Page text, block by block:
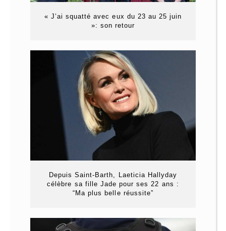
« J’ai squatté avec eux du 23 au 25 juin
»: son retour
Depuis Saint-Barth, Laeticia Hallyday
célèbre sa fille Jade pour ses 22 ans :
“Ma plus belle réussite”